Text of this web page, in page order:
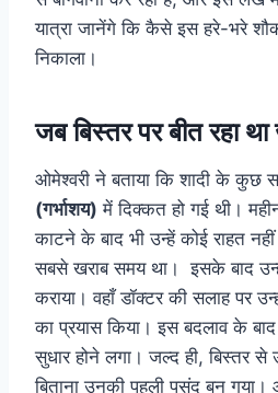
यात्रा जानेंगे कि कैसे इस हरे-भरे शौक
निकाला।
जब बिस्तर पर बीत रहा
ओमेश्वरी ने बताया कि शादी के कुछ
(गर्भाशय) में दिक्कत हो गई थी।
काटने के बाद भी उन्हें कोई राहत
सबसे खराब समय था। इसके बाद
कराया। वहाँ डॉक्टर की सलाह पर
का प्रयास किया। इस बदलाव के
सुधार होने लगा। जल्द ही, बिस्तर से
बिताना उनकी पहली पसंद बन